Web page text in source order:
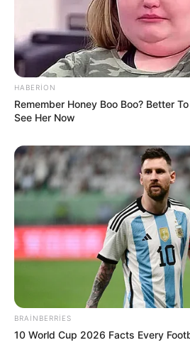
09:58 / 06 Avqust 2026
85 ölkəyə vizasız giriş
pasport satışaçıxarıldı
57
09:45 / 06 Avqust 2026
Qızılın qiyməti yeni
HABERION
Remember Honey Boo Boo? Better
See Her Now
BRAINBERRIES
10 World Cup 2026 Facts Every